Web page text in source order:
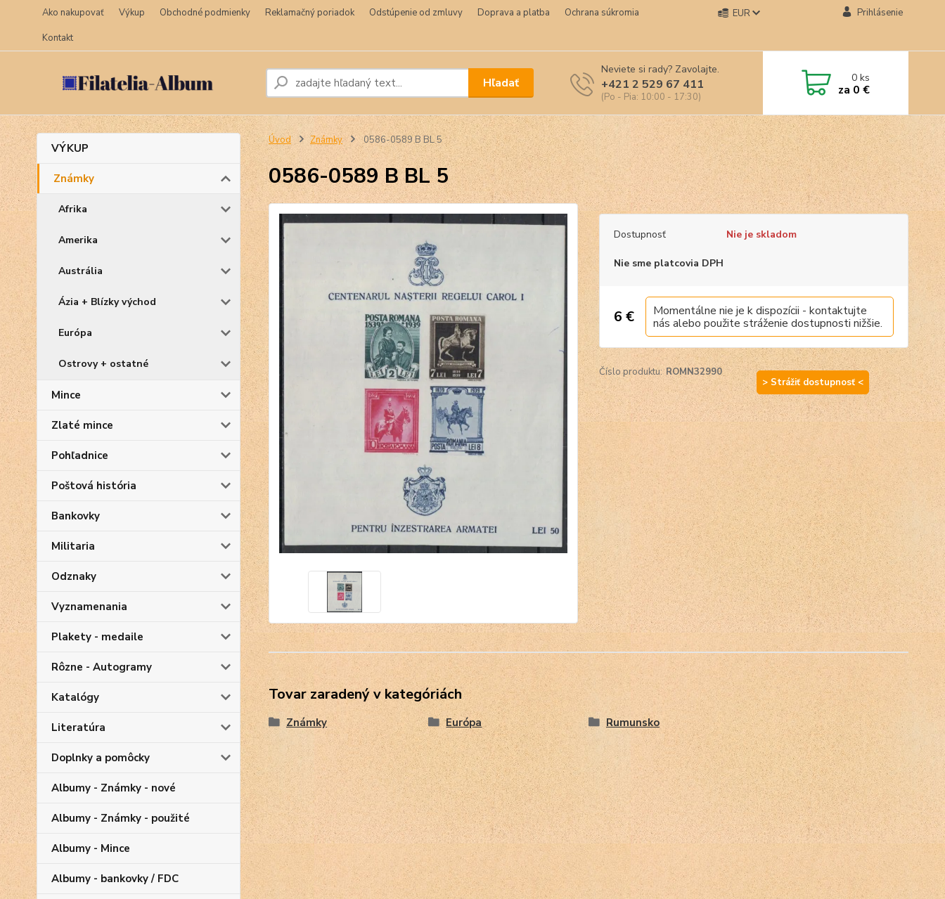
Ako nakupovať Výkup Obchodné podmienky Reklamačný poriadok Odstúpenie od zmluvy Doprava a platba
Ochrana súkromia
Kontakt
EUR Prihlásenie
Hľadať
Neviete si rady? Zavolajte.
+421 2 529 67 411
(Po - Pia: 10:00 - 17:30)
0ks
za 0 €
VÝKUP
Známky
Afrika
Amerika
Austrália
Ázia + Blízky východ
Európa
Ostrovy + ostatné
Mince
Zlaté mince
Pohľadnice
Poštová história
Bankovky
Militaria
Odznaky
Vyznamenania
Plakety - medaile
Rôzne - Autogramy
Katalógy
Literatúra
Doplnky a pomôcky
Albumy - Známky - nové
Albumy - Známky - použité
Albumy - Mince
Albumy - bankovky / FDC
Úvod Známky 0586-0589 B BL 5
0586-0589 B BL 5
Dostupnosť Nie je skladom
Nie sme platcovia DPH
6 €
Momentálne nie je k dispozícii - kontaktujte
nás alebo použite stráženie dostupnosti nižšie.
Číslo produktu: ROMN32990
> Strážiť dostupnosť <
Tovar zaradený v kategóriách
Známky Európa Rumunsko